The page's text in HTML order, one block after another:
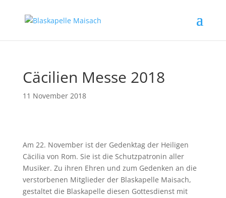
Cäcilien Messe 2018
11 November 2018
Am 22. November ist der Gedenktag der Heiligen
Cäcilia von Rom. Sie ist die Schutzpatronin aller
Musiker. Zu ihren Ehren und zum Gedenken an die
verstorbenen Mitglieder der Blaskapelle Maisach,
gestaltet die Blaskapelle diesen Gottesdienst mit